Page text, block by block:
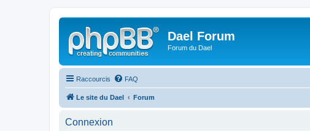
Dael Forum
Forum du Dael
Raccourcis FAQ
Le site du Dael Forum
Connexion